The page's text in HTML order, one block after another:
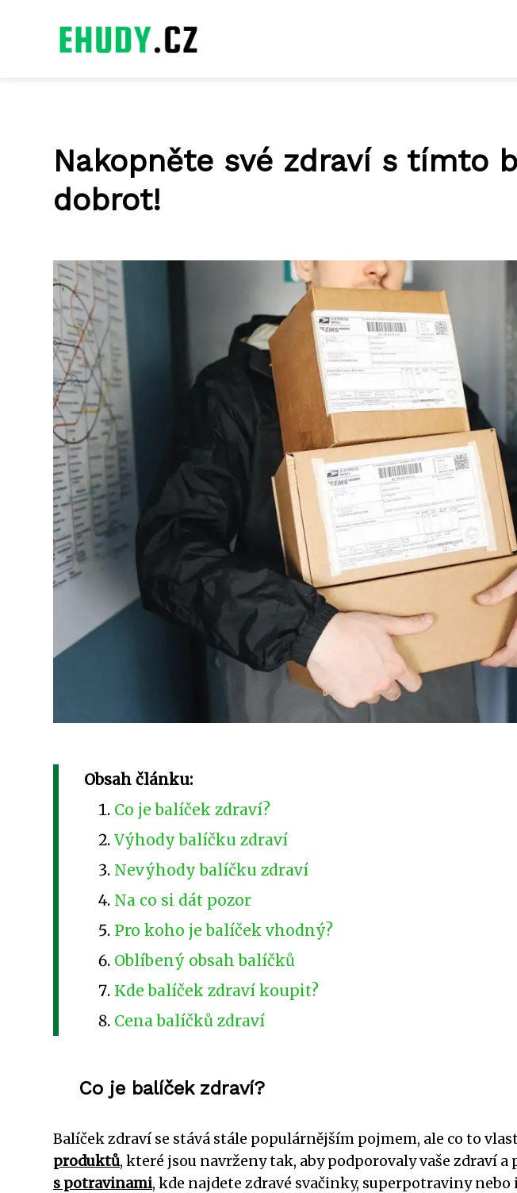
Nakopněte své zdraví s tímto
dobrot!
Obsah článku:
Co je balíček zdraví?
Výhody balíčku zdraví
Nevýhody balíčku zdraví
Na co si dát pozor
Pro koho je balíček vhodný?
Oblíbený obsah balíčků
Kde balíček zdraví koupit?
Cena balíčků zdraví
Co je balíček zdraví?
Balíček zdraví se stává stále populárnějším pojmem, ale co to
produktů, které jsou navrženy tak, aby podporovaly vaše zdraví a
s potravinami, kde najdete zdravé svačinky, superpotraviny